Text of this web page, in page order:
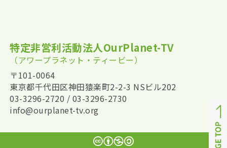
特定非営利活動法人OurPlanet-TV
（アワープラネット・ティービー）
〒101-0064
東京都千代田区神田猿楽町2-2-3 NSビル202
03-3296-2720 / 03-3296-2730
info@ourplanet-tv.org